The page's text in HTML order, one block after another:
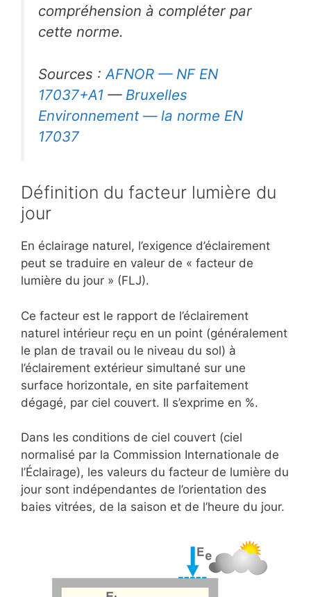
compréhension à compléter par
cette norme.
Sources : AFNOR — NF EN
17037+A1 — Bruxelles
Environnement — la norme EN
17037
Définition du facteur lumière du
jour
En éclairage naturel, l’exigence d’éclairement
peut se traduire en valeur de « facteur de
lumière du jour » (FLJ).
Ce facteur est le rapport de l’éclairement
naturel intérieur reçu en un point (généralement
le plan de travail ou le niveau du sol) à
l’éclairement extérieur simultané sur une
surface horizontale, en site parfaitement
dégagé, par ciel couvert. Il s’exprime en %.
Dans les conditions de ciel couvert (ciel
normalisé par la Commission Internationale de
l’Éclairage), les valeurs du facteur de lumière du
jour sont indépendantes de l’orientation des
baies vitrées, de la saison et de l’heure du jour.